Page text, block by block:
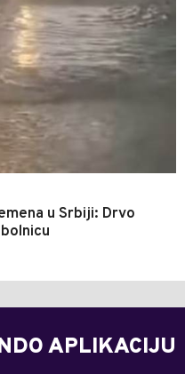
u Srbiji: Drvo
APLIKACIJU